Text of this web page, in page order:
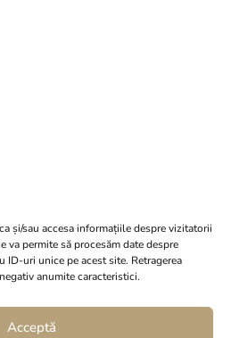
și/sau accesa informațiile despre vizitatorii
permite să procesăm date despre
ID-uri unice pe acest site. Retragerea
anumite caracteristici.
Acceptă